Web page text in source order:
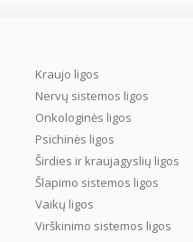
Kraujo ligos
Nervų sistemos ligos
Onkologinės ligos
Psichinės ligos
Širdies ir kraujagyslių ligos
Šlapimo sistemos ligos
Vaikų ligos
Virškinimo sistemos ligos